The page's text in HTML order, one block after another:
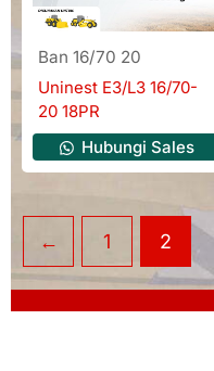
Ban 16/70 20
Uninest E3/L3 16/70-
20 18PR
Hubungi Sales
← 1 2